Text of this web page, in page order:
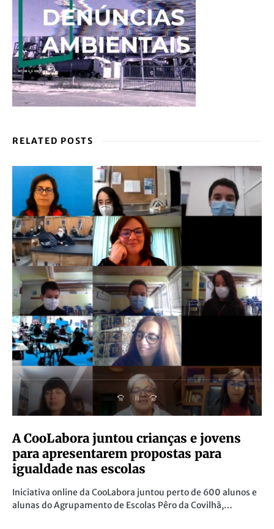
RELATED POSTS
A CooLabora juntou crianças e jovens
para apresentarem propostas para
igualdade nas escolas
Iniciativa online da CooLabora juntou perto de 600 alunos e
alunas do Agrupamento de Escolas Pêro da Covilhã,…